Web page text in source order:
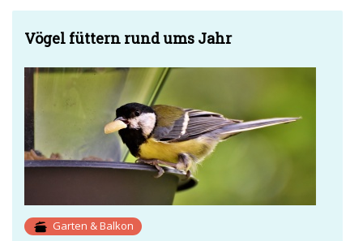
Vögel füttern rund ums Jahr
Garten & Balkon